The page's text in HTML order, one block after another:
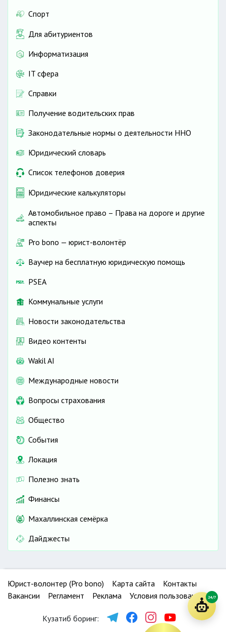
Спорт
Для абитуриентов
Информатизация
IT сфера
Справки
Получение водительских прав
Законодательные нормы о деятельности ННО
Юридический словарь
Список телефонов доверия
Юридические калькуляторы
Автомобильное право – Права на дороге и другие
аспекты
Pro bono — юрист-волонтёр
Ваучер на бесплатную юридическую помощь
PSEA
Коммунальные услуги
Новости законодательства
Видео контенты
Wakil AI
Международные новости
Вопросы страхования
Общество
События
Локация
Полезно знать
Финансы
Махаллинская семёрка
Дайджесты
Юрист-волонтер (Pro bono) Карта сайта
Контакты
Вакансии
Регламент Реклама Условия пользования
Кузатиб боринг:
24/7